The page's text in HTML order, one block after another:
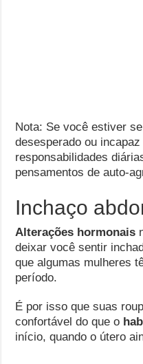
Nota: Se você estiver
desesperado ou
responsabilidades
pensamentos de auto-
Inchaço
Alterações hormonais
deixar você sentir
que algumas mulheres
período.
É por isso que suas
confortável do que o
início, quando o útero